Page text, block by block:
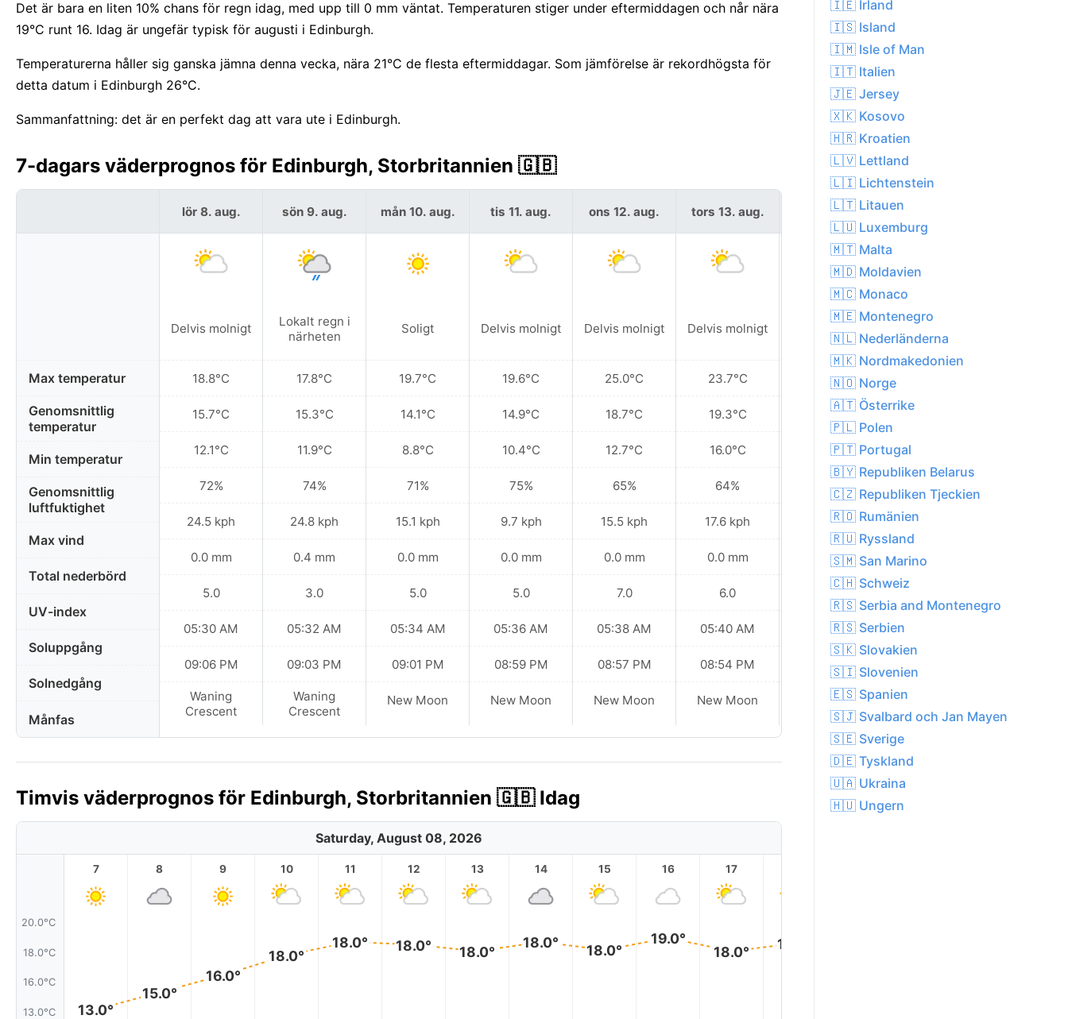
Det är bara en liten 10% chans för regn idag, med upp till 0 mm väntat. Temperaturen stiger under eftermiddagen och når nära
19°C runt 16. Idag är ungefär typisk för augusti i Edinburgh.
Temperaturerna håller sig ganska jämna denna vecka, nära 21°C de flesta eftermiddagar. Som jämförelse är rekordhögsta för
detta datum i Edinburgh 26°C.
Sammanfattning: det är en perfekt dag att vara ute i Edinburgh.
7-dagars väderprognos för Edinburgh, Storbritannien 🇬🇧
Max temperatur
Genomsnittlig
temperatur
Min temperatur
Genomsnittlig
luftfuktighet
Max vind
Total nederbörd
UV-index
Soluppgång
Solnedgång
Månfas
lör 8. aug.
Delvis molnigt
18.8°C
15.7°C
12.1°C
72%
24.5 kph
0.0 mm
5.0
05:30 AM
09:06 PM
Waning
Crescent
sön 9. aug.
Lokalt regn i
närheten
17.8°C
15.3°C
11.9°C
74%
24.8 kph
0.4 mm
3.0
05:32 AM
09:03 PM
Waning
Crescent
mån 10. aug.
Soligt
19.7°C
14.1°C
8.8°C
71%
15.1 kph
0.0 mm
5.0
05:34 AM
09:01 PM
New Moon
tis 11. aug.
Delvis molnigt
19.6°C
14.9°C
10.4°C
75%
9.7 kph
0.0 mm
5.0
05:36 AM
08:59 PM
New Moon
ons 12. aug.
Delvis molnigt
25.0°C
18.7°C
12.7°C
65%
15.5 kph
0.0 mm
7.0
05:38 AM
08:57 PM
New Moon
tors 13. aug.
Delvis molnigt
23.7°C
19.3°C
16.0°C
64%
17.6 kph
0.0 mm
6.0
05:40 AM
08:54 PM
New Moon
fre 14. aug.
Soligt
20.0°C
16.3°C
12.2°C
70%
20.9 kph
0.1 mm
5.0
05:42 AM
08:52 PM
Waxing
Crescent
Timvis väderprognos för Edinburgh, Storbritannien 🇬🇧 Idag
Saturday, August 08, 2026
20.0°C
18.0°C
16.0°C
13.0°C
7
13.0°
8
15.0°
9
16.0°
10
18.0°
11
18.0°
12
18.0°
13
18.0°
14
18.0°
15
18.0°
16
19.0°
17
18.0° 18.0°
🇮🇪 Irland
🇮🇸 Island
🇮🇲 Isle of Man
🇮🇹 Italien
🇯🇪 Jersey
🇽🇰 Kosovo
🇭🇷 Kroatien
🇱🇻 Lettland
🇱🇮 Lichtenstein
🇱🇹 Litauen
🇱🇺 Luxemburg
🇲🇹 Malta
🇲🇩 Moldavien
🇲🇨 Monaco
🇲🇪 Montenegro
🇳🇱 Nederländerna
🇲🇰 Nordmakedonien
🇳🇴 Norge
🇦🇹 Österrike
🇵🇱 Polen
🇵🇹 Portugal
🇧🇾 Republiken Belarus
🇨🇿 Republiken Tjeckien
🇷🇴 Rumänien
🇷🇺 Ryssland
🇸🇲 San Marino
🇨🇭 Schweiz
🇷🇸 Serbia and Montenegro
🇷🇸 Serbien
🇸🇰 Slovakien
🇸🇮 Slovenien
🇪🇸 Spanien
🇸🇯 Svalbard och Jan Mayen
🇸🇪 Sverige
🇩🇪 Tyskland
🇺🇦 Ukraina
🇭🇺 Ungern